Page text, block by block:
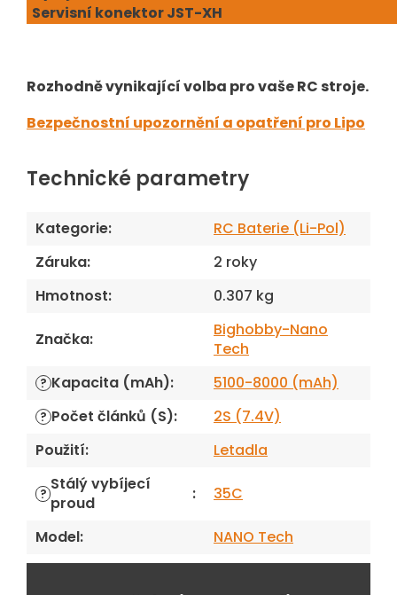
Servisní konektor JST-XH
Rozhodně vynikající volba pro vaše RC stroje.
Bezpečnostní upozornění a opatření pro Lipo
Technické parametry
Kategorie:
RC Baterie (Li-Pol)
Záruka:
2 roky
Hmotnost: 0.307 kg
Značka:
Bighobby-Nano
Tech
? Kapacita (mAh): 5100-8000 (mAh)
? Počet článků (S):
2S (7.4V)
Použití: Letadla
? Stálý vybíjecí
proud
: 35C
Model: NANO Tech